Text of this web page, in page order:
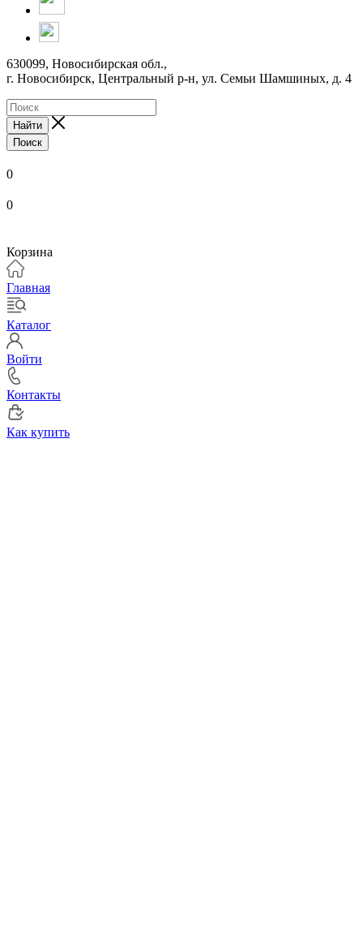
630099, Новосибирская обл.,
г. Новосибирск, Центральный р-н, ул. Семьи Шамшиных, д. 4
Найти
Поиск
0
0
Корзина
Главная
Каталог
Войти
Контакты
Как купить